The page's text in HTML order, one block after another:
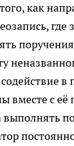
как
где
в
вместе с